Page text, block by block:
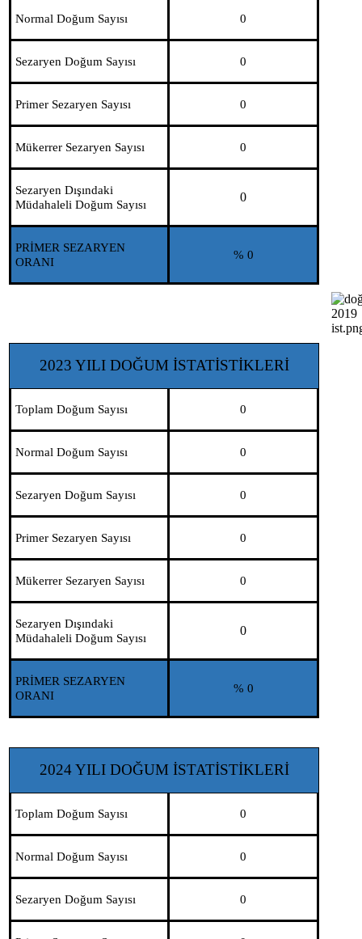
Normal Doğum Sayısı 0
Sezaryen Doğum Sayısı 0
Primer Sezaryen Sayısı 0
Mükerrer Sezaryen Sayısı 0
Sezaryen Dışındaki
Müdahaleli Doğum Sayısı
0
PRİMER SEZARYEN
ORANI
% 0
2023 YILI DOĞUM İSTATİSTİKLERİ
Toplam Doğum Sayısı 0
Normal Doğum Sayısı 0
Sezaryen Doğum Sayısı 0
Primer Sezaryen Sayısı 0
Mükerrer Sezaryen Sayısı 0
Sezaryen Dışındaki
Müdahaleli Doğum Sayısı
0
PRİMER SEZARYEN
ORANI
% 0
2024 YILI DOĞUM İSTATİSTİKLERİ
Toplam Doğum Sayısı 0
Normal Doğum Sayısı 0
Sezaryen Doğum Sayısı 0